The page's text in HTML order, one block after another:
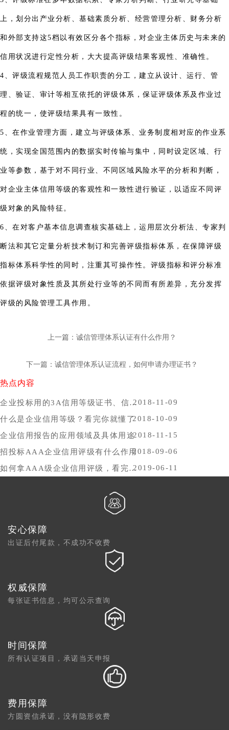
上，划分出产业分析、基础素质分析、经营管理分析、财务分析
和外部支持这5档以有效区分各个指标，对企业主体历史与未来的
信用状况进行定性分析，大大提高评级结果客观性、准确性。
4、评级流程规范人员工作职责的分工，建立从设计、运行、管
理、验证、审计等相互依托的评级体系，保证评级体系及作业过
程的统一，使评级结果具有一致性。
5、在作业管理方面，建立与评级体系、业务制度相对应的作业系
统，实现全国范围内的数据实时传输与集中，同时设定区域、行
业等参数，基于对不同行业、不同区域风险水平的分析和判断，
对企业主体信用等级的客观性和一致性进行验证，以适应不同评
级对象的风险特征。
6、在对客户基本信息调查核实基础上，运用层次分析法、专家判
断法和其它定量分析技术制订和完善评级指标体系，在保障评级
指标体系科学性的同时，注重其可操作性。评级指标和评分标准
依据评级对象性质及其所处行业等的不同而有所差异，充分发挥
评级的风险管理工具作用。
上一篇：诚信管理体系认证有什么作用？
下一篇：诚信管理体系认证流程，如何申请办理证书？
热点内容
企业投标用的3A信用等级证书、信用报告办理时间，哪里办比较好？2018-11-09
什么是企业信用等级？看完你就懂了2018-10-09
企业信用报告的应用领域及具体用途2018-11-15
招投标AAA企业信用评级有什么作用2018-09-06
如何拿AAA级企业信用评级，看完你就懂了2019-06-11
安心保障
出证后付尾款，不成功不收费
权威保障
每张证书信息，均可公示查询
时间保障
所有认证项目，承诺当天申报
费用保障
方圆资信承诺，没有隐形收费